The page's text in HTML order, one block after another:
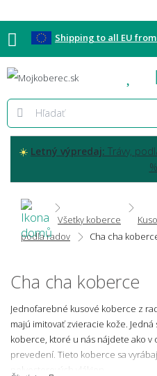
Shipping to all EU from
Blog
☀️ Letný výpredaj: Trávy,
Všetky koberce
podľa radov
Cha cha
Cha cha koberce
Jednofarebné kusové koberce z
majú imitovať zvieracie kože.
koberce, ktoré u nás nájdete ako v
prevedení. Tieto koberce sa
polyesterových vlákien.